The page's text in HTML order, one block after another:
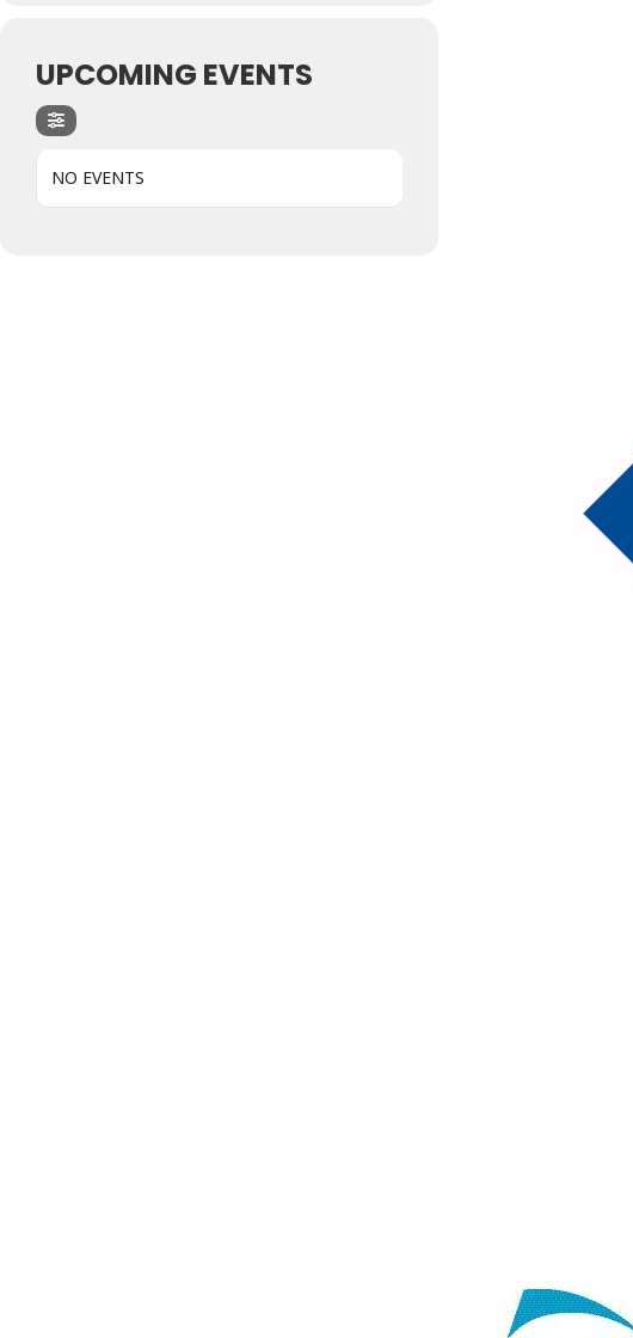
UPCOMING EVENTS
NO EVENTS